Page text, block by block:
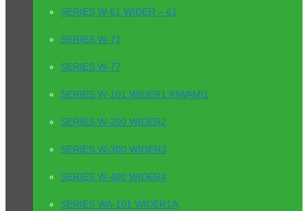
SERIES W-61 WIDER – 61
SERIES W-71
SERIES W-77
SERIES W-101 WIDER1 KIWAMI1
SERIES W-200 WIDER2
SERIES W-300 WIDER3
SERIES W-400 WIDER4
SERIES WA-101 WIDER1A